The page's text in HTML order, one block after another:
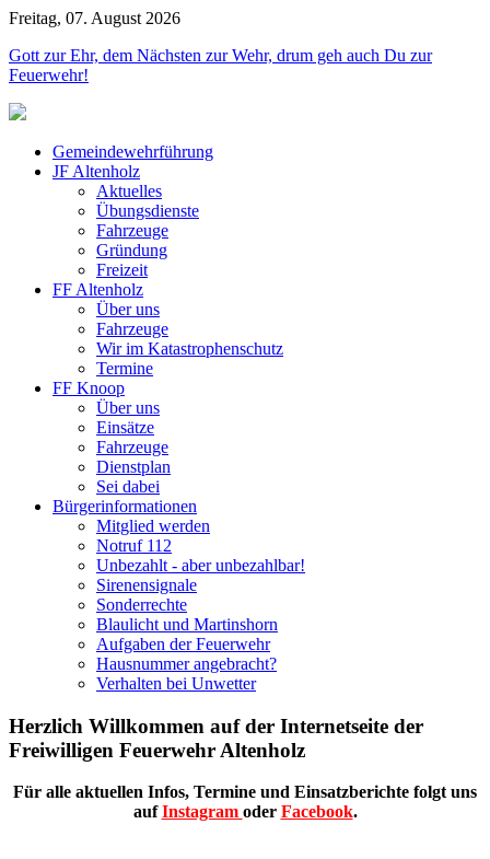
Freitag, 07. August 2026
Gott zur Ehr, dem Nächsten zur Wehr, drum geh auch Du zur
Feuerwehr!
Gemeindewehrführung
JF Altenholz
Aktuelles
Übungsdienste
Fahrzeuge
Gründung
Freizeit
FF Altenholz
Über uns
Fahrzeuge
Wir im Katastrophenschutz
Termine
FF Knoop
Über uns
Einsätze
Fahrzeuge
Dienstplan
Sei dabei
Bürgerinformationen
Mitglied werden
Notruf 112
Unbezahlt - aber unbezahlbar!
Sirenensignale
Sonderrechte
Blaulicht und Martinshorn
Aufgaben der Feuerwehr
Hausnummer angebracht?
Verhalten bei Unwetter
Herzlich Willkommen auf der Internetseite der
Freiwilligen Feuerwehr Altenholz
Für alle aktuellen Infos, Termine und Einsatzberichte folgt uns
aufInstagram oder Facebook.
Jahr
Monat
Jahr
Monat